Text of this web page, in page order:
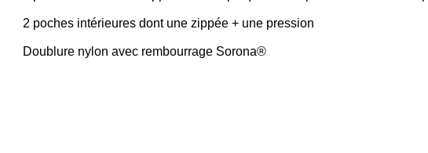
2 poches intérieures dont une zippée + une pression
Doublure nylon avec rembourrage Sorona®